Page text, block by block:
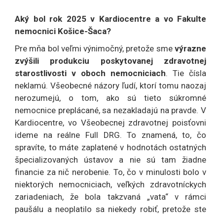
Aký bol rok 2025 v Kardiocentre a vo Fakulte
nemocnici Košice-Šaca?
Pre mňa bol veľmi výnimočný, pretože sme výrazne
zvýšili produkciu poskytovanej zdravotnej
starostlivosti v oboch nemocniciach. Tie čísla
neklamú. Všeobecné názory ľudí, ktorí tomu naozaj
nerozumejú, o tom, ako sú tieto súkromné
nemocnice preplácané, sa nezakladajú na pravde. V
Kardiocentre, vo Všeobecnej zdravotnej poisťovni
ideme na reálne Full DRG. To znamená, to, čo
spravíte, to máte zaplatené v hodnotách ostatných
špecializovaných ústavov a nie sú tam žiadne
financie za nič nerobenie. To, čo v minulosti bolo v
niektorých nemocniciach, veľkých zdravotníckych
zariadeniach, že bola takzvaná „vata“ v rámci
paušálu a neoplatilo sa niekedy robiť, pretože ste